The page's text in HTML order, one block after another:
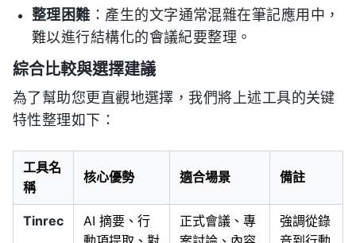
整理困難 ：產生的文字通常混雜在筆記應用中，
難以進行結構化的會議紀要整理。
綜合比較與選擇建議
為了幫助您更直觀地選擇，我們將上述工具的关键
特性整理如下：
工具名
稱
核心優勢 適合場景 備註
Tinrec
AI 摘要、行
正式會議、專
強調從錄